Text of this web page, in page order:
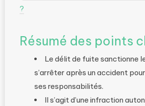
?
Résumé des points
Le délit de fuite sanctionne
s’arrêter après un accident
ses responsabilités.
Il s’agit d’une infraction